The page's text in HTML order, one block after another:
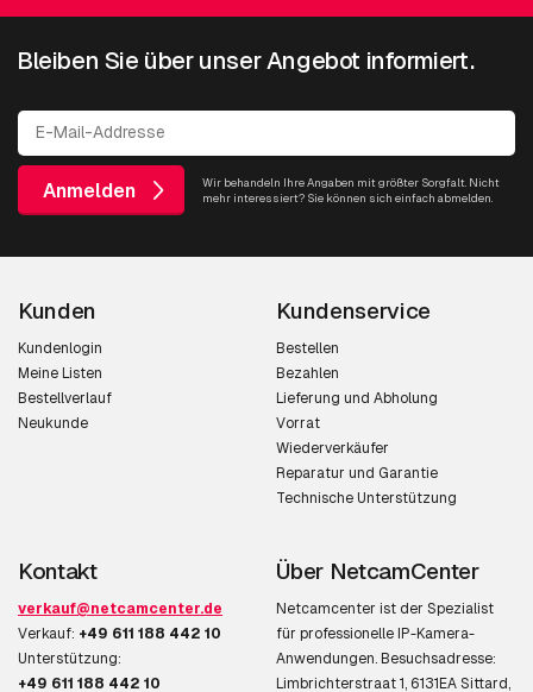
Bleiben Sie über unser Angebot informiert.
Anmelden
Wir behandeln Ihre Angaben mit größter Sorgfalt. Nicht
mehr interessiert? Sie können sich einfach abmelden.
Kunden
Kundenlogin
Meine Listen
Bestellverlauf
Neukunde
Kundenservice
Bestellen
Bezahlen
Lieferung und Abholung
Vorrat
Wiederverkäufer
Reparatur und Garantie
Technische Unterstützung
Kontakt
verkauf@netcamcenter.de
Verkauf: +49 611 188 442 10
Unterstützung:
+49 611 188 442 10
Über NetcamCenter
Netcamcenter ist der Spezialist
für professionelle IP-Kamera-
Anwendungen. Besuchsadresse:
Limbrichterstraat 1, 6131EA Sittard,